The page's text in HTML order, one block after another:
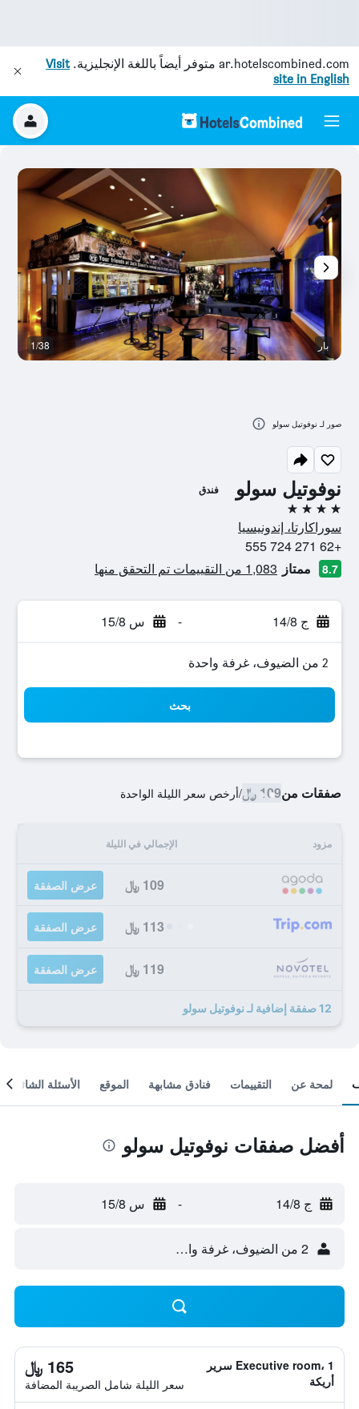
ar.hotelscombined.com متوفر أيضاً باللغة الإنجليزية.Visit
site in English
نوفوتيل سولو فندق
4 نجوم
سوراكارتا، إندونيسيا
+62 271 724 555
8.7 ممتاز 1,083 من التقييمات تم التحقق منها
ج 14/8 - س 15/8
2 من الضيوف، غرفة واحدة
بحث
صفقات من109 ﷼ /أرخص سعر الليلة الواحدة
مزود الإجمالي في الليلة
109 ﷼ عرض الصفقة
113 ﷼ عرض الصفقة
119 ﷼ عرض الصفقة
12 صفقة إضافية لـ نوفوتيل سولو
بار 1/38
صور لـ نوفوتيل سولو
لمحة عن التقييمات فنادق مشابهة الموقع الأسئلة الشائعة
أفضل صفقات نوفوتيل سولو
ج 14/8 - س 15/8
2 من الضيوف، غرفة واحدة
Executive room، 1 سرير
أريكة
165 ﷼
سعر الليلة شامل الصريبة المضافة